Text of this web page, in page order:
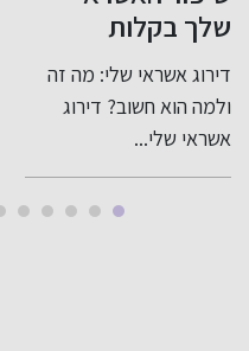
נסדק: זווית פלילית
רגישה ומדויקת
לעבירות בתוך
המשפחה
בכל יישוב בארץ נשמעות
לעיתים לחישות על תיקים
רגישים שבהם...